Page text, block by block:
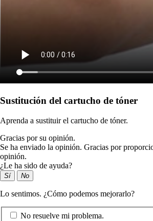
Sustitución del cartucho de tóner
Aprenda a sustituir el cartucho de tóner.
Gracias por su opinión.
Se ha enviado la opinión. Gracias por
opinión.
¿Le ha sido de ayuda?
Sí No
Lo sentimos. ¿Cómo podemos mejorarlo?
No resuelve mi problema.